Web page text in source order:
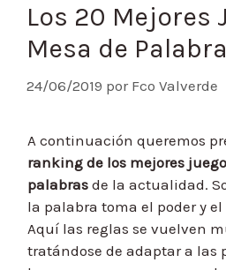
Los 20 Mejores
Mesa de
24/06/2019 por Fco Valverde
A continuación queremos
ranking de los mejores
palabras de la actualidad.
la palabra toma el poder y
Aquí las reglas se vuelven
tratándose de adaptar a las